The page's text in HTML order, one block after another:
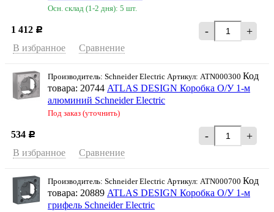
Осн. склад (1-2 дня): 5 шт.
1 412 Р - +
В избранное Сравнение
Производитель: Schneider Electriс Артикул: ATN000300 Код
товара: 20744 ATLAS DESIGN Коробка О/У 1-м
алюминий Schneider Еleсtric
Под заказ (уточнить)
534 Р - +
В избранное Сравнение
Производитель: Schneider Electriс Артикул: ATN000700 Код
товара: 20889 ATLAS DESIGN Коробка О/У 1-м
грифель Schneider Еleсtric